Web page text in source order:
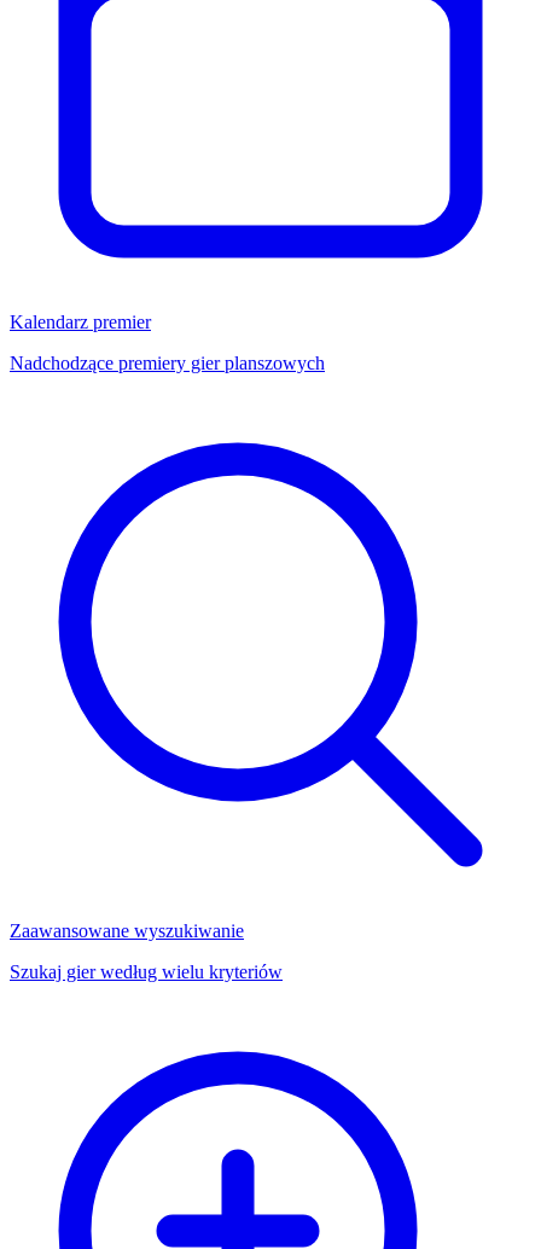
Kalendarz premier
Nadchodzące premiery gier planszowych
Zaawansowane wyszukiwanie
Szukaj gier według wielu kryteriów